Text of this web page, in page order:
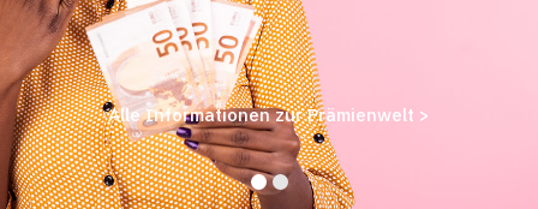
Alle Informationen zur Prämienwelt >